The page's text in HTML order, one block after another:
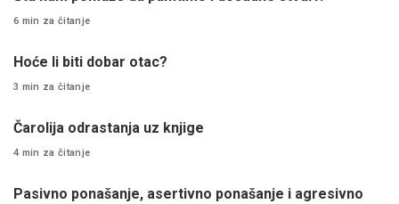
6 min za čitanje
Hoće li biti dobar otac?
3 min za čitanje
Čarolija odrastanja uz knjige
4 min za čitanje
Pasivno ponašanje, asertivno ponašanje i agresivno